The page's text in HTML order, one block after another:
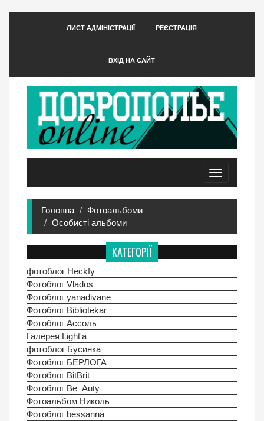
ЛИСТ АДМІНІСТРАЦІЇ РЕЄСТРАЦІЯ
ВХІД НА САЙТ
Toggle
navigation
Головна
Фотоальбоми
Особисті альбоми
КАТЕГОРІЇ
фотоблог Heckfy
Фотоблог Vlados
Фотоблог yanadivane
Фотоблог Bibliotekar
Фотоблог Ассоль
Галерея Light'а
фотоблог Бусинка
Фотоблог БЕРЛОГА
Фотоблог BitBrit
Фотоблог Be_Auty
Фотоальбом Николь
Фотоблог bessanna